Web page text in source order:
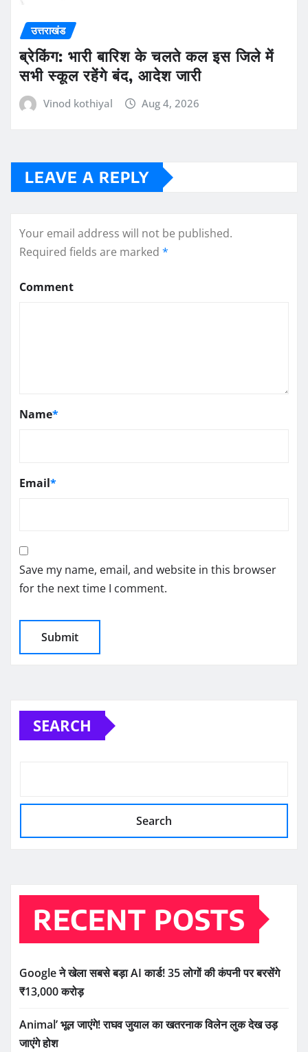
उत्तराखंड
ब्रेकिंग: भारी बारिश के चलते कल इस जिले में
सभी स्कूल रहेंगे बंद, आदेश जारी
Vinod kothiyal Aug 4, 2026
LEAVE A REPLY
Your email address will not be published.
Required fields are marked *
Comment
Name*
Email*
Save my name, email, and website in this browser
for the next time I comment.
SEARCH
Search
RECENT POSTS
Google ने खेला सबसे बड़ा AI कार्ड! 35 लोगों की कंपनी पर बरसेंगे
₹13,000 करोड़
Animal’ भूल जाएंगे! राघव जुयाल का खतरनाक विलेन लुक देख उड़
जाएंगे होश